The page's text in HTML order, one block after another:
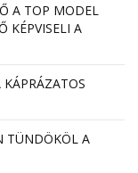
A TOP MODEL
KÉPVISELI A
TÜNDÖKÖL A